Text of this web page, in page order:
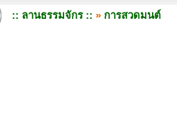
:: ลานธรรมจักร :: » การสวดมนต์